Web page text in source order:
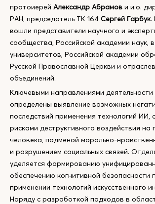
протоиерей Александр Абрамов и и.о.
РАН, председатель ТК 164 Сергей Гарбук.
вошли представители научного и
сообщества, Российской академии наук,
университетов, Российской академии
Русской Православной Церкви и
объединений.
Ключевыми направлениями
определены выявление возможных
последствий применения технологий ИИ,
рисками деструктивного воздействия на
человека, подменой морально-
и разрушением социальных связей.
уделяется формированию
обеспечению когнитивной безопасности
применении технологий искусственного
Наряду с разработкой подходов в